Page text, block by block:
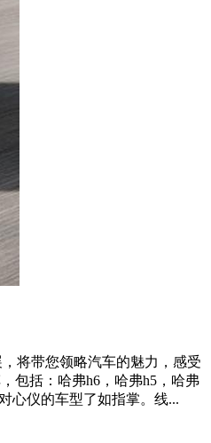
将带您领略汽车的魅力，感受
包括：哈弗h6，哈弗h5，哈弗
心仪的车型了如指掌。线...